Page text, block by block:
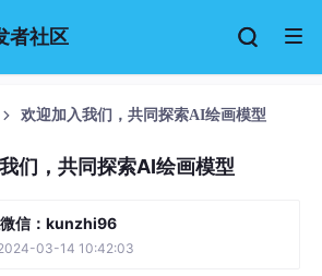
者社区
欢迎加入我们，共同探索AI绘画模型
们，共同探索AI绘画模型
微信：kunzhi96
2024-03-14 10:42:03